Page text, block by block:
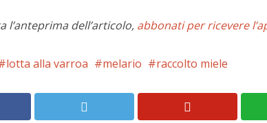
l’anteprima dell’articolo, abbonati per ricevere
lotta alla varroa melario raccolto miele